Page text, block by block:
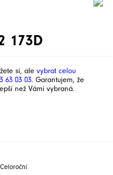
173D
si, ale vybrat celou
63 03 03. Garantujem, že
než Vámi vybraná.
Celoroční